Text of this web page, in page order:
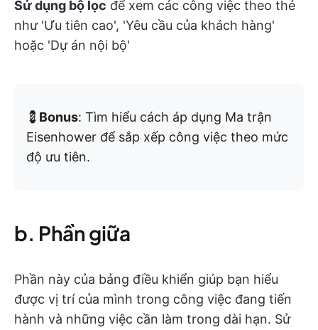
Sử dụng bộ lọc để xem các công việc theo thẻ
như 'Ưu tiên cao', 'Yêu cầu của khách hàng'
hoặc 'Dự án nội bộ'
💈 Bonus: Tìm hiểu cách áp dụng Ma trận
Eisenhower để sắp xếp công việc theo mức
độ ưu tiên.
b. Phần giữa
Phần này của bảng điều khiển giúp bạn hiểu
được vị trí của mình trong công việc đang tiến
hành và những việc cần làm trong dài hạn. Sử